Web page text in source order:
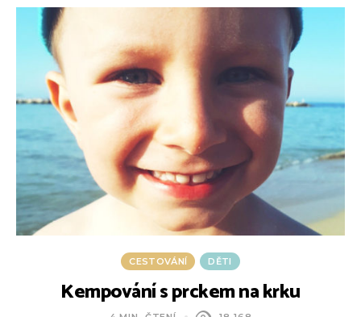
CESTOVÁNÍ DĚTI
Kempování s prckem na krku